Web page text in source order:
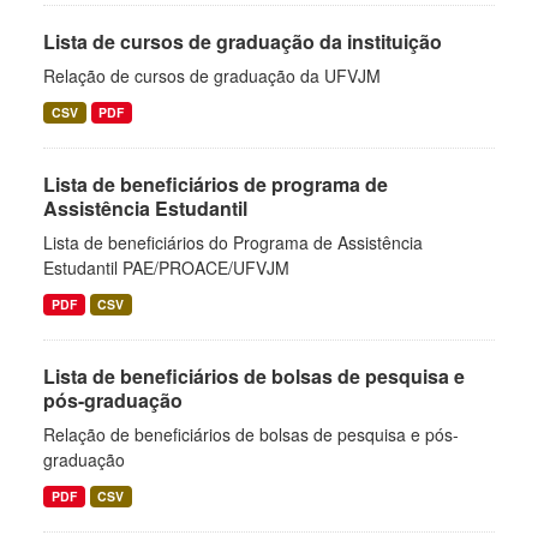
Lista de cursos de graduação da instituição
Relação de cursos de graduação da UFVJM
CSV PDF
Lista de beneficiários de programa de
Assistência Estudantil
Lista de beneficiários do Programa de Assistência
Estudantil PAE/PROACE/UFVJM
PDF CSV
Lista de beneficiários de bolsas de pesquisa e
pós-graduação
Relação de beneficiários de bolsas de pesquisa e pós-
graduação
PDF CSV